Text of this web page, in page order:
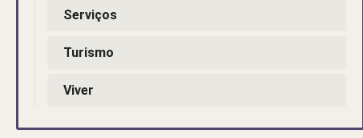
Serviços
Turismo
Viver